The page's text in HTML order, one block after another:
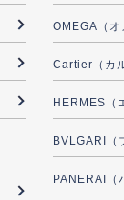
OMEGA（オ
Cartier（カ
HERMES（
BVLGARI（
PANERAI（